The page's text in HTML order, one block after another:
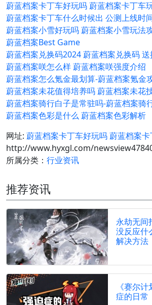
蔚蓝档案卡丁车好玩吗 蔚蓝档案卡丁车
蔚蓝档案卡丁车什么时候出 公测上线时
蔚蓝档案小雪好玩吗 蔚蓝档案小雪玩法
蔚蓝档案Best Game
蔚蓝档案兑换码2024 蔚蓝档案兑换码
蔚蓝档案咲怎么样 蔚蓝档案咲强度介绍
蔚蓝档案怎么氪金最划算-蔚蓝档案氪金
蔚蓝档案未花值得培养吗 蔚蓝档案未花
蔚蓝档案骑行白子是常驻吗-蔚蓝档案骑
蔚蓝档案色彩是什么 蔚蓝档案色彩解析
网址: 蔚蓝档案卡丁车好玩吗 蔚蓝档案
http://www.hyxgl.com/
所属分类： 行业资讯
推荐资讯
永劫无间
没反应什
解决方法
《赛尔
症的日常